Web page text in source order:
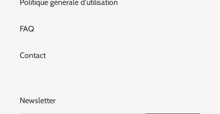
Politique générale d'utilisation
FAQ
Contact
Newsletter